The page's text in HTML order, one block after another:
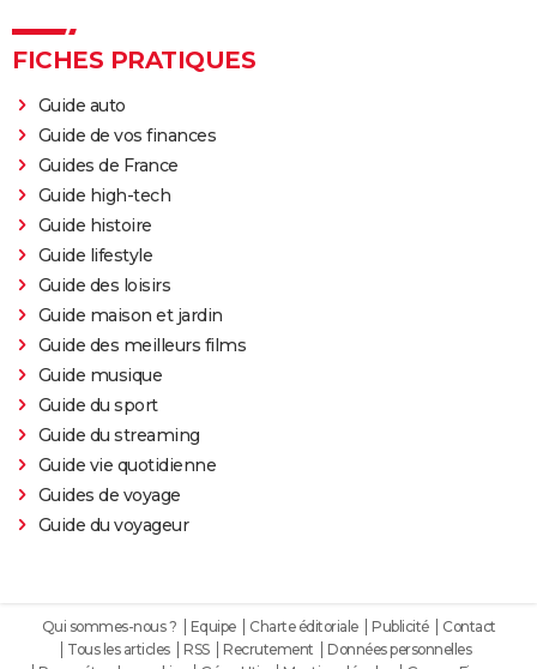
FICHES PRATIQUES
Guide auto
Guide de vos finances
Guides de France
Guide high-tech
Guide histoire
Guide lifestyle
Guide des loisirs
Guide maison et jardin
Guide des meilleurs films
Guide musique
Guide du sport
Guide du streaming
Guide vie quotidienne
Guides de voyage
Guide du voyageur
Qui sommes-nous ? Equipe Charte éditoriale Publicité
Contact
Tous les articles
RSS Recrutement
Données personnelles